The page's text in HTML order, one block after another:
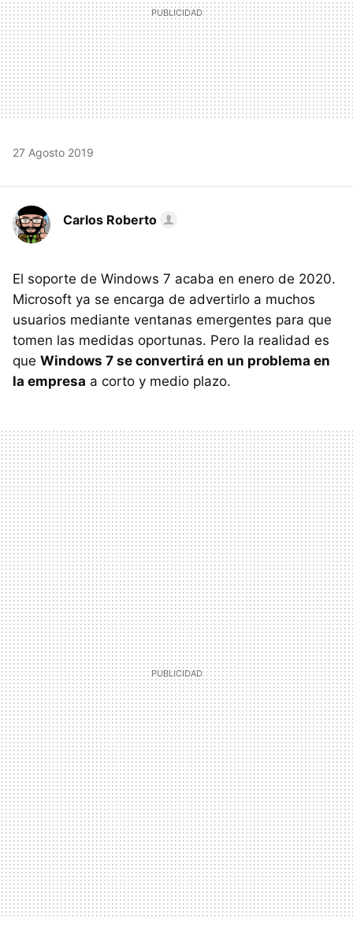
27 Agosto 2019
Carlos Roberto
El soporte de Windows 7 acaba en enero de 2020.
Microsoft ya se encarga de advertirlo a muchos
usuarios mediante ventanas emergentes para que
tomen las medidas oportunas. Pero la realidad es
que Windows 7 se convertirá en un problema en
la empresa a corto y medio plazo.